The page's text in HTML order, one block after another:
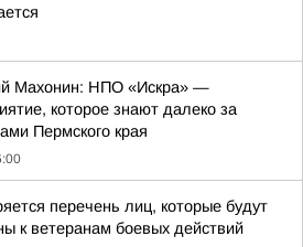
Махонин: НПО «Искра» —
которое знают далеко за
Пермского края
перечень лиц, которые будут
к ветеранам боевых действий